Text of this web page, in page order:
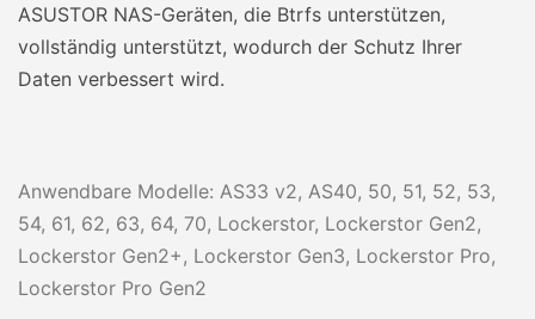
ASUSTOR NAS-Geräten, die Btrfs unterstützen,
vollständig unterstützt, wodurch der Schutz Ihrer
Daten verbessert wird.
Anwendbare Modelle: AS33 v2, AS40, 50, 51, 52, 53,
54, 61, 62, 63, 64, 70, Lockerstor, Lockerstor Gen2,
Lockerstor Gen2+, Lockerstor Gen3, Lockerstor Pro,
Lockerstor Pro Gen2